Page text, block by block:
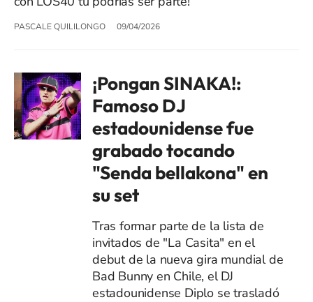
PASCALE QUILILONGO 09/04/2026
¡Pongan SINAKA!:
Famoso DJ
estadounidense fue
grabado tocando
"Senda bellakona" en
su set
Tras formar parte de la lista de
invitados de "La Casita" en el
debut de la nueva gira mundial de
Bad Bunny en Chile, el DJ
estadounidense Diplo se trasladó